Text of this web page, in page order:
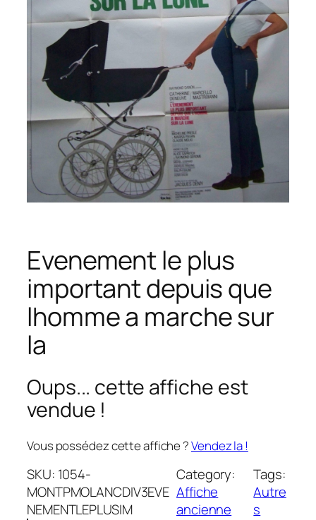
Evenement le plus
important depuis que
lhomme a marche sur
la
Oups... cette affiche est
vendue !
Vous possédez cette affiche ?Vendez la !
SKU: 1054-
MONTPMOLANCDIV3EVE
NEMENTLEPLUSIM
Category:
Affiche
ancienne
Tags:
Autre
s